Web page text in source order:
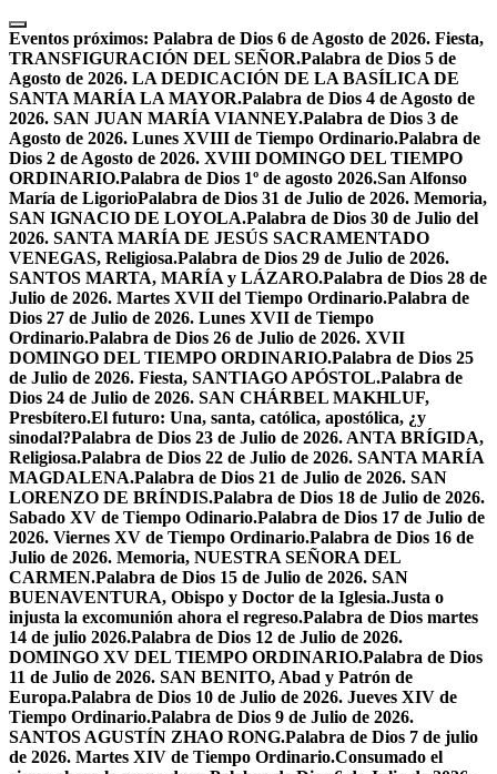
Skip
to
content
Eventos próximos: Palabra de Dios 6 de Agosto de 2026. Fiesta,
TRANSFIGURACIÓN DEL SEÑOR.Palabra de Dios 5 de
Agosto de 2026. LA DEDICACIÓN DE LA BASÍLICA DE
SANTA MARÍA LA MAYOR.Palabra de Dios 4 de Agosto de
2026. SAN JUAN MARÍA VIANNEY.Palabra de Dios 3 de
Agosto de 2026. Lunes XVIII de Tiempo Ordinario.Palabra de
Dios 2 de Agosto de 2026. XVIII DOMINGO DEL TIEMPO
ORDINARIO.Palabra de Dios 1º de agosto 2026.San Alfonso
María de LigorioPalabra de Dios 31 de Julio de 2026. Memoria,
SAN IGNACIO DE LOYOLA.Palabra de Dios 30 de Julio del
2026. SANTA MARÍA DE JESÚS SACRAMENTADO
VENEGAS, Religiosa.Palabra de Dios 29 de Julio de 2026.
SANTOS MARTA, MARÍA y LÁZARO.Palabra de Dios 28 de
Julio de 2026. Martes XVII del Tiempo Ordinario.Palabra de
Dios 27 de Julio de 2026. Lunes XVII de Tiempo
Ordinario.Palabra de Dios 26 de Julio de 2026. XVII
DOMINGO DEL TIEMPO ORDINARIO.Palabra de Dios 25
de Julio de 2026. Fiesta, SANTIAGO APÓSTOL.Palabra de
Dios 24 de Julio de 2026. SAN CHÁRBEL MAKHLUF,
Presbítero.El futuro: Una, santa, católica, apostólica, ¿y
sinodal?Palabra de Dios 23 de Julio de 2026. ANTA BRÍGIDA,
Religiosa.Palabra de Dios 22 de Julio de 2026. SANTA MARÍA
MAGDALENA.Palabra de Dios 21 de Julio de 2026. SAN
LORENZO DE BRÍNDIS.Palabra de Dios 18 de Julio de 2026.
Sabado XV de Tiempo Odinario.Palabra de Dios 17 de Julio de
2026. Viernes XV de Tiempo Ordinario.Palabra de Dios 16 de
Julio de 2026. Memoria, NUESTRA SEÑORA DEL
CARMEN.Palabra de Dios 15 de Julio de 2026. SAN
BUENAVENTURA, Obispo y Doctor de la Iglesia.Justa o
injusta la excomunión ahora el regreso.Palabra de Dios martes
14 de julio 2026.Palabra de Dios 12 de Julio de 2026.
DOMINGO XV DEL TIEMPO ORDINARIO.Palabra de Dios
11 de Julio de 2026. SAN BENITO, Abad y Patrón de
Europa.Palabra de Dios 10 de Julio de 2026. Jueves XIV de
Tiempo Ordinario.Palabra de Dios 9 de Julio de 2026.
SANTOS AGUSTÍN ZHAO RONG.Palabra de Dios 7 de julio
de 2026. Martes XIV de Tiempo Ordinario.Consumado el